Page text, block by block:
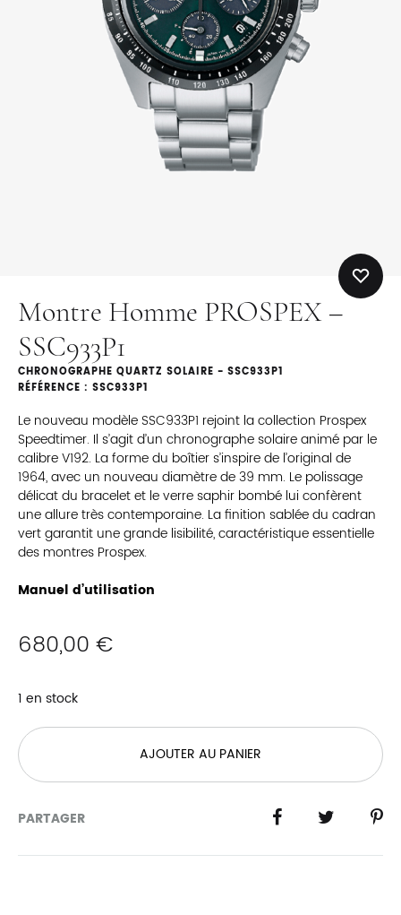
Montre Homme PROSPEX –
SSC933P1
CHRONOGRAPHE QUARTZ SOLAIRE - SSC933P1
RÉFÉRENCE : SSC933P1
Le nouveau modèle SSC933P1 rejoint la collection Prospex
Speedtimer. Il s’agit d’un chronographe solaire animé par le
calibre V192. La forme du boîtier s’inspire de l’original de
1964, avec un nouveau diamètre de 39 mm. Le polissage
délicat du bracelet et le verre saphir bombé lui confèrent
une allure très contemporaine. La finition sablée du cadran
vert garantit une grande lisibilité, caractéristique essentielle
des montres Prospex.
Manuel d’utilisation
680,00 €
1 en stock
AJOUTER AU PANIER
PARTAGER